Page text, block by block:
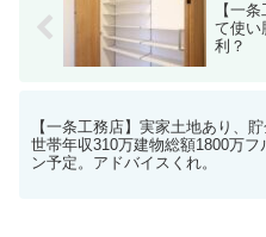
【一
て使い
利？
【一条工務店】実家土地あり、
世帯年収310万建物総額1800万フ
ン予定。アドバイスくれ。